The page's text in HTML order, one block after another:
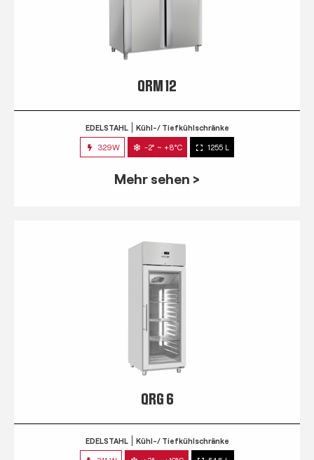
QRM 12
EDELSTAHL Kühl-/ Tiefkühlschränke
329W -2° ~ +8°C 1255 L
Mehr sehen >
QRG 6
EDELSTAHL Kühl-/ Tiefkühlschränke